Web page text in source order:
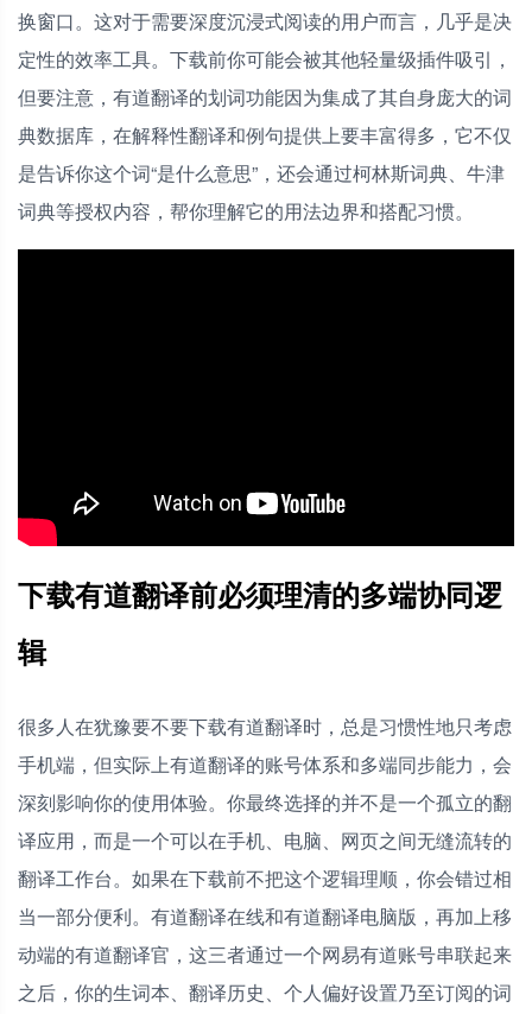
换窗口。这对于需要深度沉浸式阅读的用户而言，几乎是决
定性的效率工具。下载前你可能会被其他轻量级插件吸引，
但要注意，有道翻译的划词功能因为集成了其自身庞大的词
典数据库，在解释性翻译和例句提供上要丰富得多，它不仅
是告诉你这个词“是什么意思”，还会通过柯林斯词典、牛津
词典等授权内容，帮你理解它的用法边界和搭配习惯。
下载有道翻译前必须理清的多端协同逻
辑
很多人在犹豫要不要下载有道翻译时，总是习惯性地只考虑
手机端，但实际上有道翻译的账号体系和多端同步能力，会
深刻影响你的使用体验。你最终选择的并不是一个孤立的翻
译应用，而是一个可以在手机、电脑、网页之间无缝流转的
翻译工作台。如果在下载前不把这个逻辑理顺，你会错过相
当一部分便利。有道翻译在线和有道翻译电脑版，再加上移
动端的有道翻译官，这三者通过一个网易有道账号串联起来
之后，你的生词本、翻译历史、个人偏好设置乃至订阅的词